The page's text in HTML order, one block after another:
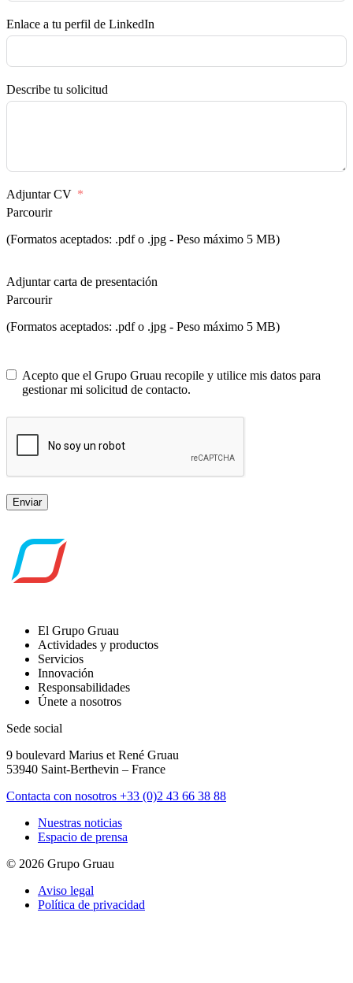
Enlace a tu perfil de LinkedIn
Describe tu solicitud
Adjuntar CV
Parcourir
(Formatos aceptados: .pdf o .jpg - Peso máximo 5 MB)
Adjuntar carta de presentación
Parcourir
(Formatos aceptados: .pdf o .jpg - Peso máximo 5 MB)
Acepto que el Grupo Gruau recopile y utilice mis datos para
gestionar mi solicitud de contacto.
Enviar
El Grupo Gruau
Actividades y productos
Servicios
Innovación
Responsabilidades
Únete a nosotros
Sede social
9 boulevard Marius et René Gruau
53940 Saint-Berthevin – France
Contacta con nosotros +33 (0)2 43 66 38 88
Nuestras noticias
Espacio de prensa
© 2026 Grupo Gruau
Aviso legal
Política de privacidad